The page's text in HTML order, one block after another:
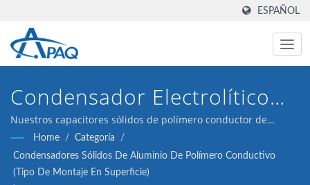
ESPAÑOL
Condensador Electrolítico
De Aluminio Sólido De Uso
General 2000hrs@ 105°C,
Nuestros capacitores sólidos de polímero conductor de
aluminio de 2.5V 330μF ESR 17 (tipo de plomo radial) están
diseñados para cumplir con los convertidores DC-DC,
reguladores de voltaje y aplicaciones de desacoplamiento.
Home / Categoría
/
Condensadores Sólidos De Aluminio De Polímero Conductivo
(Tipo De Montaje En Superficie)